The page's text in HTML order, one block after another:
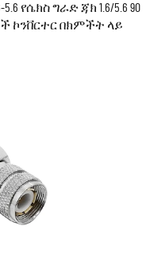
የሴክስ ግራድ ጃክ 1.6/5.6 90
ኮንቨርተር በክምችት ላይ